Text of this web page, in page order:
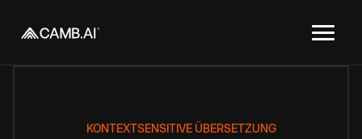
KONTEXTSENSITIVE ÜBERSETZUNG